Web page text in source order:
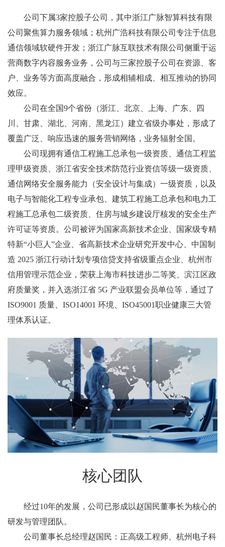
公司下属3家控股子公司，其中浙江广脉智算科技有限
公司聚焦算力服务领域；杭州广浩科技有限公司专注于信息
通信领域软硬件开发；浙江广脉互联技术有限公司侧重于运
营商数字内容服务业务，公司与三家控股子公司在资源、客
户、业务等方面高度融合，形成相辅相成、相互推动的协同
效应。
公司在全国9个省份（浙江、北京、上海、广东、四
川、甘肃、湖北、河南、黑龙江）建立省级办事处，形成了
覆盖广泛、响应迅速的服务营销网络，业务辐射全国。
公司现拥有通信工程施工总承包一级资质、通信工程监
理甲级资质、浙江省安全技术防范行业资信等级一级资质、
通信网络安全服务能力（安全设计与集成）一级资质，以及
电子与智能化工程专业承包、建筑工程施工总承包和电力工
程施工总承包二级资质、住房与城乡建设厅核发的安全生产
许可证等资质。公司被评为国家高新技术企业、国家级专精
特新“小巨人”企业、省高新技术企业研究开发中心、中国制
造 2025 浙江行动计划专项信贷支持省级重点企业、杭州市
信用管理示范企业，荣获上海市科技进步二等奖、滨江区政
府质量奖，并入选浙江省 5G 产业联盟会员单位等，通过了
ISO9001 质量、ISO14001 环境、ISO45001职业健康三大管
理体系认证。
核心团队
经过10年的发展，公司已形成以赵国民董事长为核心的
研发与管理团队。
公司董事长总经理赵国民：正高级工程师、杭州电子科